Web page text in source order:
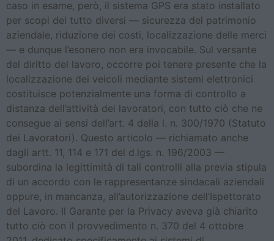
caso in esame, però, il sistema GPS era stato installato
per scopi del tutto diversi — sicurezza del patrimonio
aziendale, riduzione dei costi, localizzazione delle merci
— e dunque l’esonero non era invocabile. Sul versante
del diritto del lavoro, occorre poi tenere presente che la
localizzazione dei veicoli mediante sistemi elettronici
costituisce potenzialmente una forma di controllo a
distanza dell’attività dei lavoratori, con tutto ciò che ne
consegue ai sensi dell’art. 4 della l. n. 300/1970 (Statuto
dei Lavoratori). Questo articolo — richiamato anche
dagli artt. 11, 114 e 171 del d.lgs. n. 196/2003 —
subordina la legittimità di tali controlli alla previa stipula
di un accordo con le rappresentanze sindacali aziendali
oppure, in mancanza, all’autorizzazione dell’Ispettorato
del Lavoro. Il Garante per la Privacy aveva già chiarito
tutto ciò con il provvedimento n. 370 del 4 ottobre